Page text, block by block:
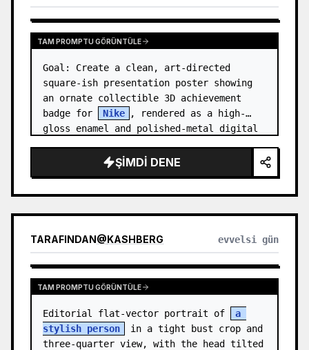
TAM PROMPTU GÖRÜNTÜLE
Goal: Create a clean, art-directed
square-ish presentation poster showing
an ornate collectible 3D achievement
badge for
Nike
, rendered as a high-
gloss enamel and polished-metal digital
Canvas: Wide 16:9 white stu…
ŞIMDI DENE
TARAFINDAN@KASHBERG evvelsi gün
TAM PROMPTU GÖRÜNTÜLE
Editorial flat-vector portrait of
a
stylish person
in a tight bust crop and
three-quarter view, with the head tilted